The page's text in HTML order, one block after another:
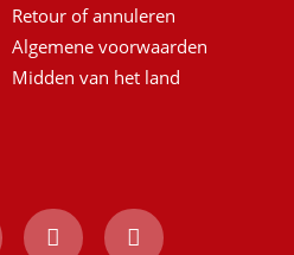
Retour of annuleren
Algemene voorwaarden
Midden van het land